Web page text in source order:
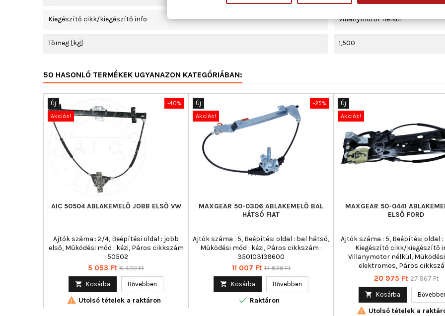
Kiegészítő cikk/kiegészítő info Villanymotor nélkül
Tömeg [kg] 1,500
50 HASONLÓ TERMÉKEK UGYANAZON KATEGÓRIÁBAN:
-40%
Új
Akciós!
AIC 50504 ABLAKEMELŐ JOBB ELSŐ VW
Ajtók száma : 2/4, Beépítési oldal : jobb
első, Működési mód : kézi, Páros cikkszám
: 50502
Ár
5 053 Ft Normál
8 422 Ft
 Kosárba Bővebben
 Utolsó tételek a raktáron
-25%
Új
Akciós!
MAXGEAR 50-0306 ABLAKEMELŐ BAL
HÁTSÓ FIAT
Ajtók száma : 5, Beépítési oldal : bal hátsó,
Működési mód : kézi, Páros cikkszám :
350103139600
Ár
11 007 Ft Normál
14 676 Ft
 Kosárba Bővebben
 Raktáron
Új
Akciós!
MAXGEAR 50-0441
ELSŐ FORD
Ajtók száma : 5, Beépítési oldal
Kiegészítő cikk/kiegészítő
Villanymotor nélkül,
elektromos, Páros
350103138900
Ár
20 975 Ft Normál
27 967 Ft
 Kosárba
 Utolsó tételek a